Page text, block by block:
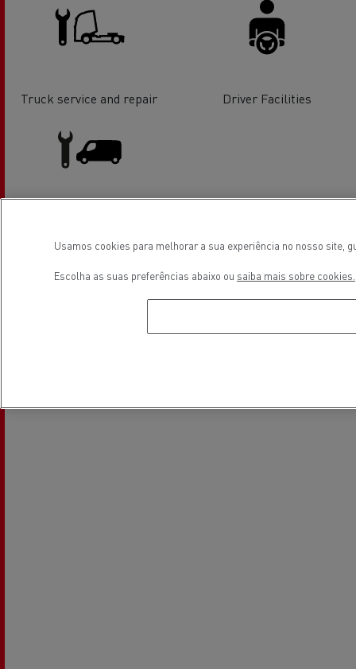
Truck service and repair Driver Facilities
Service and Repair
Usamos cookies para melhorar a sua experiência no nosso site,
Escolha as suas preferências abaixo ou saiba mais sobre cookies.